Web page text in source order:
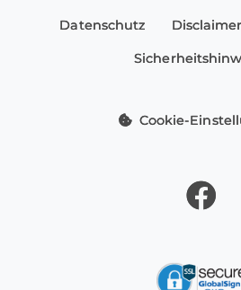
Datenschutz Disclaimer
Cookie-